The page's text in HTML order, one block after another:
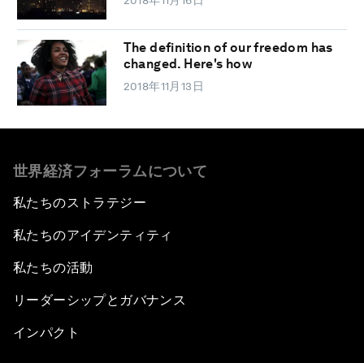
The definition of our freedom has
changed. Here's how
2018年11月13日
世界経済フォーラムについて
私たちのストラテジー
私たちのアイデンティティ
私たちの活動
リーダーシップとガバナンス
インパクト